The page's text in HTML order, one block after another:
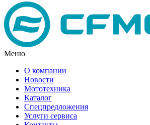
Меню
О компании
Новости
Мототехника
Каталог
Спецпредложения
Услуги сервиса